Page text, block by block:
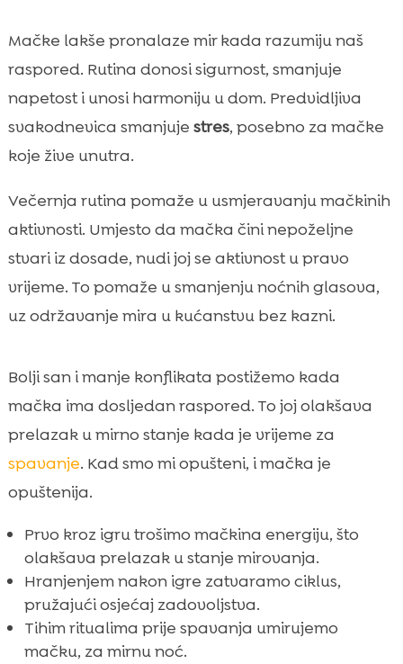
Mačke lakše pronalaze mir kada razumiju naš
raspored. Rutina donosi sigurnost, smanjuje
napetost i unosi harmoniju u dom. Predvidljiva
svakodnevica smanjuje stres, posebno za mačke
koje žive unutra.
Večernja rutina pomaže u usmjeravanju mačkinih
aktivnosti. Umjesto da mačka čini nepoželjne
stvari iz dosade, nudi joj se aktivnost u pravo
vrijeme. To pomaže u smanjenju noćnih glasova,
uz održavanje mira u kućanstvu bez kazni.
Bolji san i manje konflikata postižemo kada
mačka ima dosljedan raspored. To joj olakšava
prelazak u mirno stanje kada je vrijeme za
spavanje. Kad smo mi opušteni, i mačka je
opuštenija.
Prvo kroz igru trošimo mačkina energiju, što
olakšava prelazak u stanje mirovanja.
Hranjenjem nakon igre zatvaramo ciklus,
pružajući osjećaj zadovoljstva.
Tihim ritualima prije spavanja umirujemo
mačku, za mirnu noć.